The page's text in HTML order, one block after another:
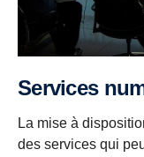
Services
La mise à
des services qui